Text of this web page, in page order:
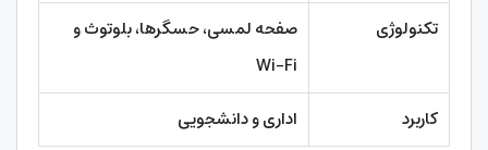
تکنولوژی
صفحه لمسی، حسگرها، بلوتوث و
Wi-Fi
کاربرد
اداری و دانشجویی